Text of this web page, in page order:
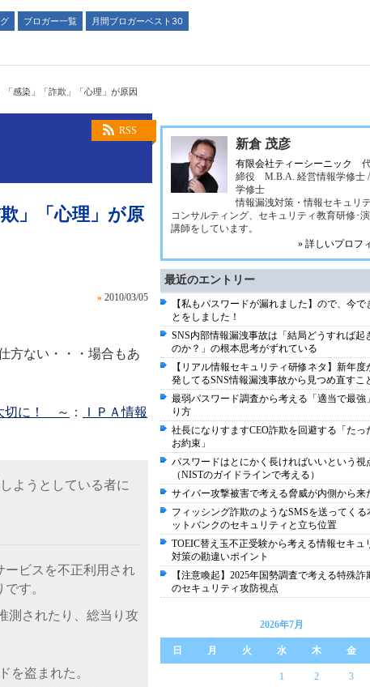
ブロガー一覧
月間ブロガーベスト30
感染」「詐欺」「心理」が原因
RSS
」「心理」が原
» 2010/03/05
方ない・・・場合もあ
切に！ ～ ：
ＩＰＡ情報
ようとしている者に
ビスを不正利用され
す。
測されたり、総当り攻
を盗まれた。
新倉 茂彦
有限会社ティーシーニック
締役 M.B.A. 経営情報学修士
学修士
情報漏洩対策・情報セキュリ
コンサルティング、セキュリティ教育研修･
講師をしています。
» 詳しいプロフ
最近のエントリー
【私もパスワードが漏れました】ので、今で
とをしました！
SNS内部情報漏洩事故は「結局どうすれば起
のか？」の根本思考がずれている
【リアル情報セキュリティ研修ネタ】新年度
発してるSNS情報漏洩事故から見つめ直すこ
最弱パスワード調査から考える「適当で最強
り方
社長になりすますCEO詐欺を回避する「たっ
お約束」
パスワードはとにかく長ければいいという視
（NISTのガイドラインで考える）
サイバー攻撃被害で考える脅威が内側から来
フィッシング詐欺のようなSMSを送ってくる
ットバンクのセキュリティと立ち位置
TOEIC替え玉不正受験から考える情報セキュ
対策の勘違いポイント
【注意喚起】2025年国勢調査で考える特殊詐
のセキュリティ攻防視点
2026年7月
日 月 火 水 木 金
1 2 3